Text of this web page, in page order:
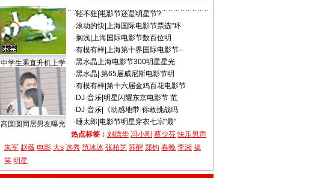
中学生乘直升机上学
高圆圆同居男友曝光
·轻不狂 电影节还是明星节?
·滚动的快| 上海国际电影节票选"环
·搁浅| 上海国际电影节数百位明
·有模有样| 上海第十界国际电影节--
·黑水晶上海电影节300明星星光
·黑水晶| .第65届威尼斯电影节明
·有模有样| 第十六届金鸡百花电影节
· DJ·音乐| 明星闪耀东京电影节 范
· DJ·音乐|
《动感地带·你敢挑战吗
·睡太郎| 电影节明星穿衣七宗"最"
热点标签： 刘德华 冯小刚 蔡少芬 快乐男声
朱军 赵薇 电影 大s 选秀 范冰冰 张柏芝 苏醒 郑钧 春晚 李湘 搞
笑 明星